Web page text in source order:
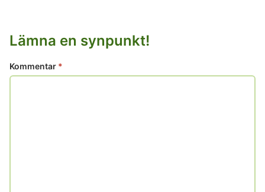
Lämna en synpunkt!
Kommentar *